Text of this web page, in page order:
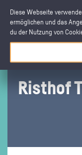
Diese Webseite
ermöglichen und das
du der Nutzung von
Ris­t­hof